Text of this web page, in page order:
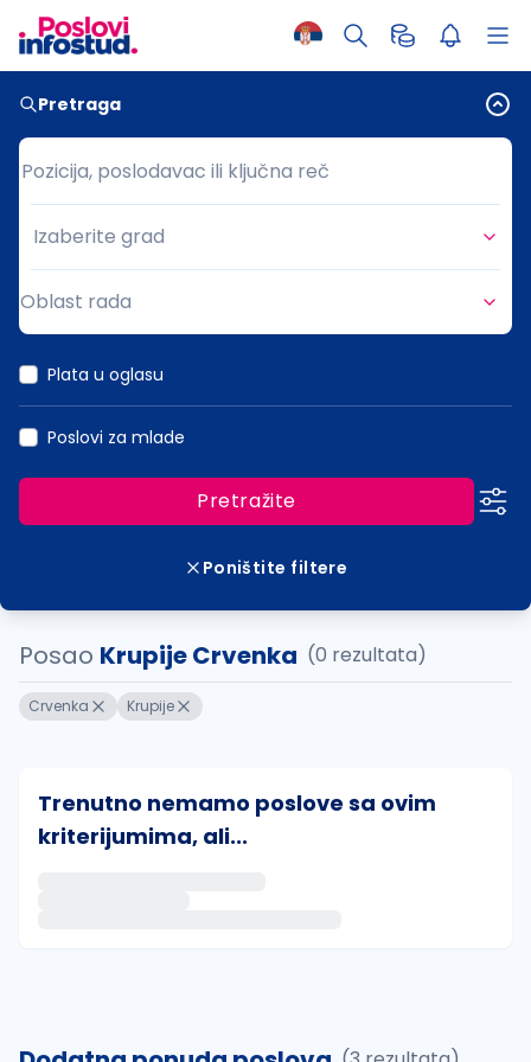
Pretraga
Pozicija, poslodavac ili ključna reč
Pozicija, poslodavac ili ključna reč
Grad
Izaberite grad
Oblast rada
Plata u oglasu
Poslovi za mlade
Pretražite
Poništite filtere
Posao Krupije Crvenka (0 rezultata)
Crvenka Krupije
Trenutno nemamo poslove sa ovim
kriterijumima, ali...